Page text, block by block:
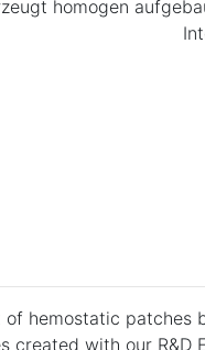
homogen
of hemostatic patches
created with our R&D